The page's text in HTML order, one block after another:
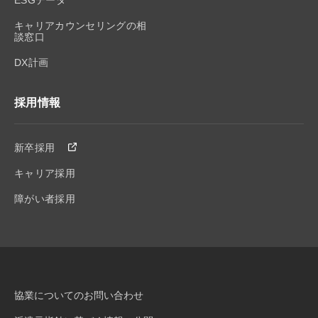
キャリアカウンセリングの相
談窓口
DX計画
採用情報
新卒採用
キャリア採用
障がい者採用
協業についてのお問い合わせ